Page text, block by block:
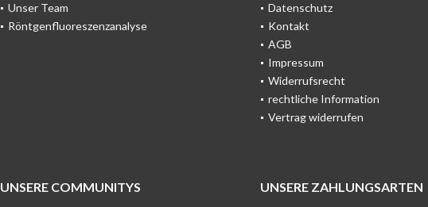
Unser Team
Röntgenfluoreszenzanalyse
Datenschutz
Kontakt
AGB
Impressum
Widerrufsrecht
rechtliche Information
Vertrag widerrufen
UNSERE COMMUNITYS UNSERE ZAHLUNGSARTEN